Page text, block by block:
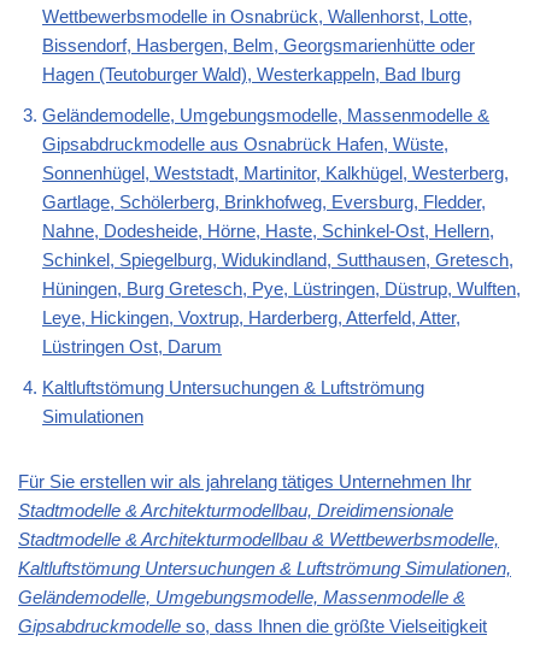
Wettbewerbsmodelle in Osnabrück, Wallenhorst, Lotte,
Bissendorf, Hasbergen, Belm, Georgsmarienhütte oder
Hagen (Teutoburger Wald), Westerkappeln, Bad Iburg
Geländemodelle, Umgebungsmodelle, Massenmodelle &
Gipsabdruckmodelle aus Osnabrück Hafen, Wüste,
Sonnenhügel, Weststadt, Martinitor, Kalkhügel, Westerberg,
Gartlage, Schölerberg, Brinkhofweg, Eversburg, Fledder,
Nahne, Dodesheide, Hörne, Haste, Schinkel-Ost, Hellern,
Schinkel, Spiegelburg, Widukindland, Sutthausen, Gretesch,
Hüningen, Burg Gretesch, Pye, Lüstringen, Düstrup, Wulften,
Leye, Hickingen, Voxtrup, Harderberg, Atterfeld, Atter,
Lüstringen Ost, Darum
Kaltluftstömung Untersuchungen & Luftströmung
Simulationen
Für Sie erstellen wir als jahrelang tätiges Unternehmen Ihr
Stadtmodelle & Architekturmodellbau, Dreidimensionale
Stadtmodelle & Architekturmodellbau & Wettbewerbsmodelle,
Kaltluftstömung Untersuchungen & Luftströmung Simulationen,
Geländemodelle, Umgebungsmodelle, Massenmodelle &
Gipsabdruckmodelle so, dass Ihnen die größte Vielseitigkeit